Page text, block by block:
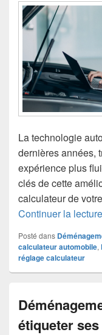
La technologie
dernières années,
expérience plus
clés de cette
calculateur de
Continuer la lecture
Posté dans
calculateur automobile,
réglage calculateur
étiqueter